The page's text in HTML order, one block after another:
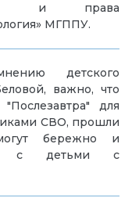
и права
МГППУ.
детского
важно, что
для
СВО, прошли
бережно и
с детьми с